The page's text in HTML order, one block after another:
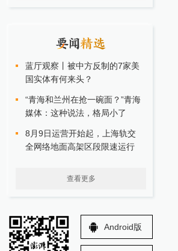
蓝厅观察丨被中方反制的7家美
国实体有何来头？
“青海和兰州在抢一碗面？”青海
媒体：这种说法，格局小了
8月9日运营开始起，上海轨交
全网络地面高架区段限速运行
查看更多
Android版